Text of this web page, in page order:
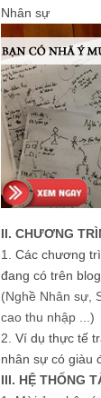
Nhân sự
II. CHƯƠNG
1. Các chương
đang có trên
(Nghề Nhân sự,
cao thu nhập ...)
2. Ví dụ thực tế
nhân sự có giàu
III. HỆ THỐNG